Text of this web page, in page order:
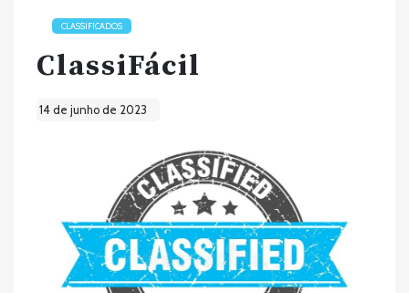
CLASSIFICADOS
ClassiFácil
14 de junho de 2023